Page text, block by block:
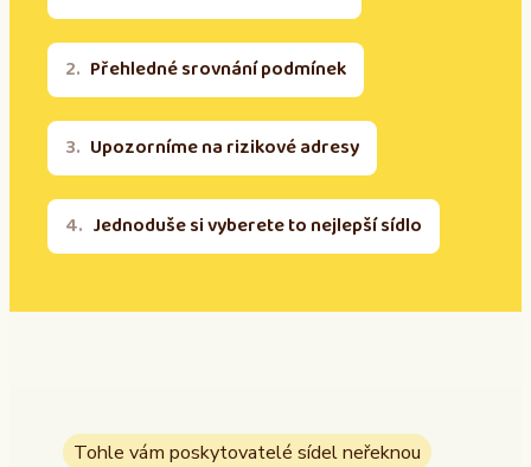
Přehledné srovnání podmínek
Upozorníme na rizikové adresy
Jednoduše si vyberete to nejlepší sídlo
Tohle vám poskytovatelé sídel neřeknou